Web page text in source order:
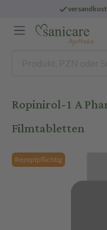
Ropinirol-1 A
Filmtabletten
Rezeptpflichtig